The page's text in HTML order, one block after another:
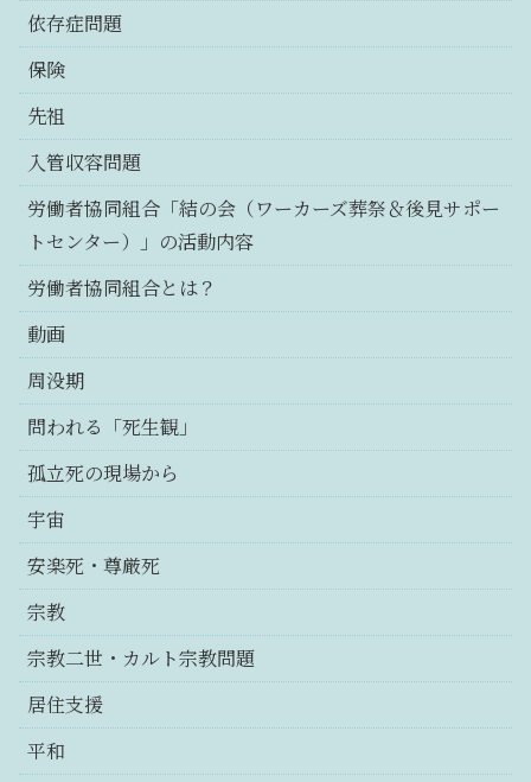
依存症問題
保険
先祖
入管収容問題
労働者協同組合「結の会（ワーカーズ葬祭＆後見サポー
トセンター）」の活動内容
労働者協同組合とは？
動画
周没期
問われる「死生観」
孤立死の現場から
宇宙
安楽死・尊厳死
宗教
宗教二世・カルト宗教問題
居住支援
平和